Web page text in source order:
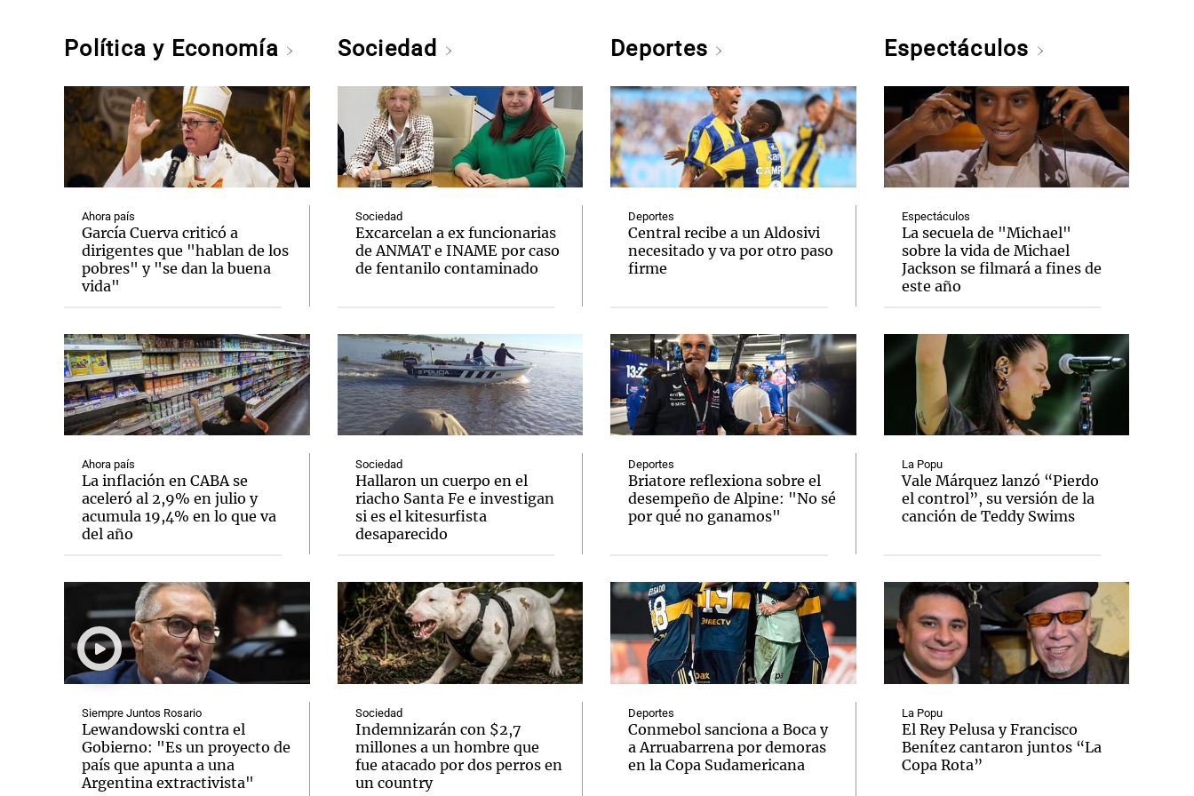
Política y Economía
Ahora país
García Cuerva criticó a
dirigentes que "hablan de los
pobres" y "se dan la buena
vida"
Ahora país
La inflación en CABA se
aceleró al 2,9% en julio y
acumula 19,4% en lo que va
del año
Siempre Juntos Rosario
Lewandowski contra el
Gobierno: "Es un proyecto de
país que apunta a una
Argentina extractivista"
Sociedad
Sociedad
Excarcelan a ex funcionarias
de ANMAT e INAME por caso
de fentanilo contaminado
Sociedad
Hallaron un cuerpo en el
riacho Santa Fe e investigan
si es el kitesurfista
desaparecido
Sociedad
Indemnizarán con $2,7
millones a un hombre que
fue atacado por dos perros en
un country
Deportes
Deportes
Central recibe a un Aldosivi
necesitado y va por otro paso
firme
Deportes
Briatore reflexiona sobre el
desempeño de Alpine: "No sé
por qué no ganamos"
Deportes
Conmebol sanciona a Boca y
a Arruabarrena por demoras
en la Copa Sudamericana
Espectáculos
Espectáculos
La secuela de "Michael"
sobre la vida de Michael
Jackson se filmará a fines de
este año
La Popu
Vale Márquez lanzó “Pierdo
el control”, su versión de la
canción de Teddy Swims
La Popu
El Rey Pelusa y Francisco
Benítez cantaron juntos “La
Copa Rota”
Notas Notas
El huracán de Arequito
Notas
Cadena 3 en Groenlandia
Notas